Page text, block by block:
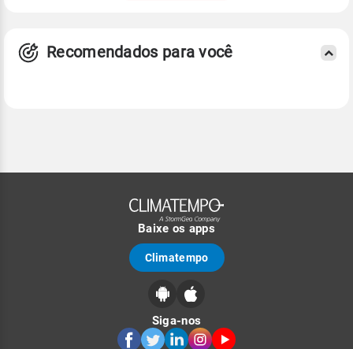
Recomendados para você
Baixe os apps
Climatempo
Siga-nos